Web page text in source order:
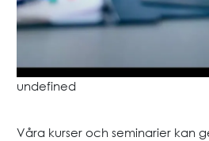
undefined
Våra kurser och seminarier kan